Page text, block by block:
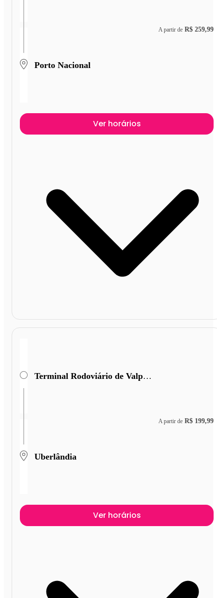
Porto Nacional
A partir de R$ 259,99
Ver horários
Terminal Rodoviário de Valparaiso de Goiás
Uberlândia
A partir de R$ 199,99
Ver horários